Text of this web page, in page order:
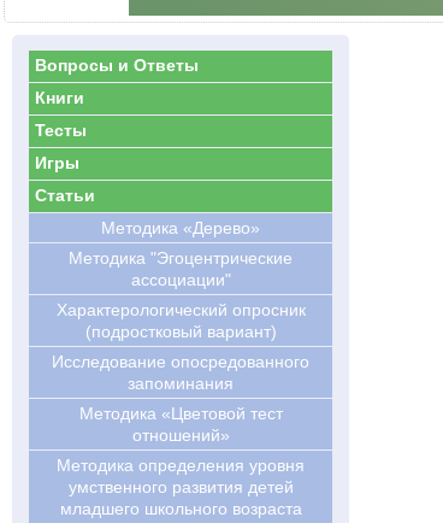
Вопросы и Ответы
Книги
Тесты
Игры
Статьи
Методика «Дерево»
Методика "Эгоцентрические
ассоциации"
Характерологический опросник
(подростковый вариант)
Исследование опосредованного
запоминания
Методика «Цветовой тест
отношений»
Методика определения уровня
умственного развития детей
младшего школьного возраста